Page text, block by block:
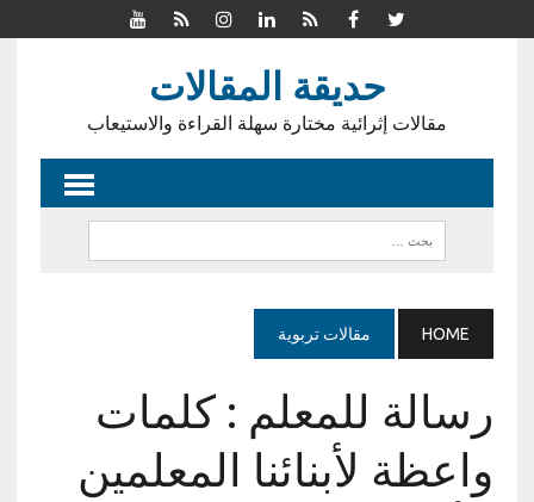
حديقة المقالات
مقالات إثرائية مختارة سهلة القراءة والاستيعاب
HOME مقالات تربوية
رسالة للمعلم : كلمات
واعظة لأبنائنا المعلمين